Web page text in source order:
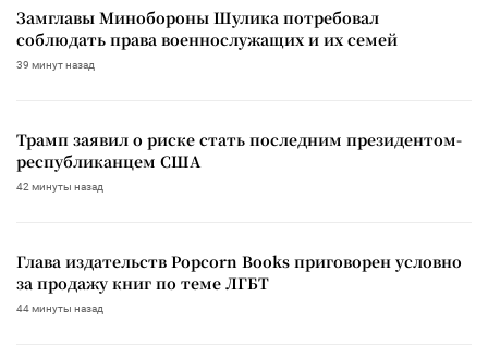
Замглавы Минобороны Шулика потребовал
соблюдать права военнослужащих и их семей
39 минут назад
Трамп заявил о риске стать последним президентом-
республиканцем США
42 минуты назад
Глава издательств Popcorn Books приговорен условно
за продажу книг по теме ЛГБТ
44 минуты назад